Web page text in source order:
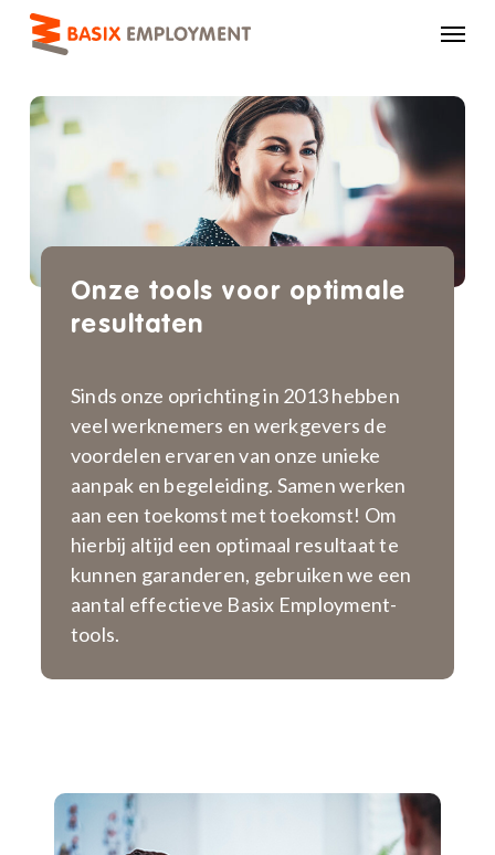
Skip
content
Menu
Onze tools voor optimale
resultaten
Sinds onze oprichting in 2013 hebben
veel werknemers en werkgevers de
voordelen ervaren van onze unieke
aanpak en begeleiding. Samen werken
aan een toekomst met toekomst! Om
hierbij altijd een optimaal resultaat te
kunnen garanderen, gebruiken we een
aantal effectieve Basix Employment-
tools.